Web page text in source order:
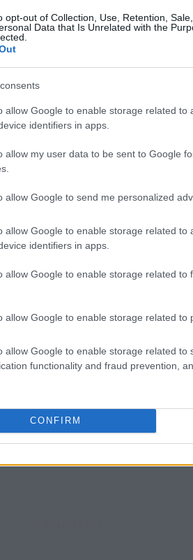
opt-out of Collection, Use, Retention,
Data that Is Unrelated with the
allow Google to enable storage related to
identifiers in apps.
allow my user data to be sent to Google
allow Google to send me personalized
allow Google to enable storage related to
identifiers in apps.
allow Google to enable storage related to
allow Google to enable storage related to
allow Google to enable storage related to
functionality and fraud prevention,
CONFIRM
anche nel commercio, il che le
il che garantisce l’interesse da
nel mercato delle criptovalute.
è fiduciosa nella crescita futura del
a lungo termine e possibilità di
progettoLitecoincome un analogo
tutti gli effetti.
associata a bitcoin, ma è
mining
di blocchi viene